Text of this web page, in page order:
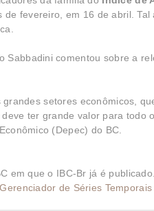
fevereiro, em 16 de abril.
Sabbadini comentou sobre a
setores econômicos,
ter grande valor para todo
(Depec) do BC.
em que o IBC-Br já é
de Séries Temporais